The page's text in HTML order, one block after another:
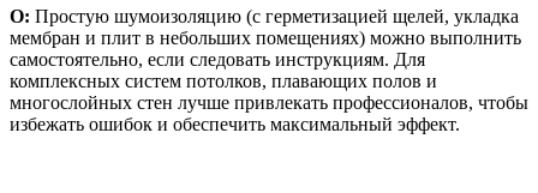
О: Простую шумоизоляцию (с герметизацией щелей, укладка
мембран и плит в небольших помещениях) можно выполнить
самостоятельно, если следовать инструкциям. Для
комплексных систем потолков, плавающих полов и
многослойных стен лучше привлекать профессионалов, чтобы
избежать ошибок и обеспечить максимальный эффект.